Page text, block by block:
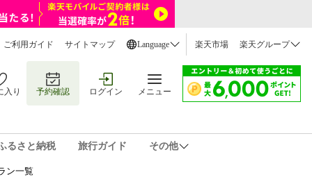
ご利用ガイド サイトマップ Language 楽天市場 楽天グループ
入り 予約確認 ログイン メニュー
るさと納税 旅行ガイド その他
ン一覧